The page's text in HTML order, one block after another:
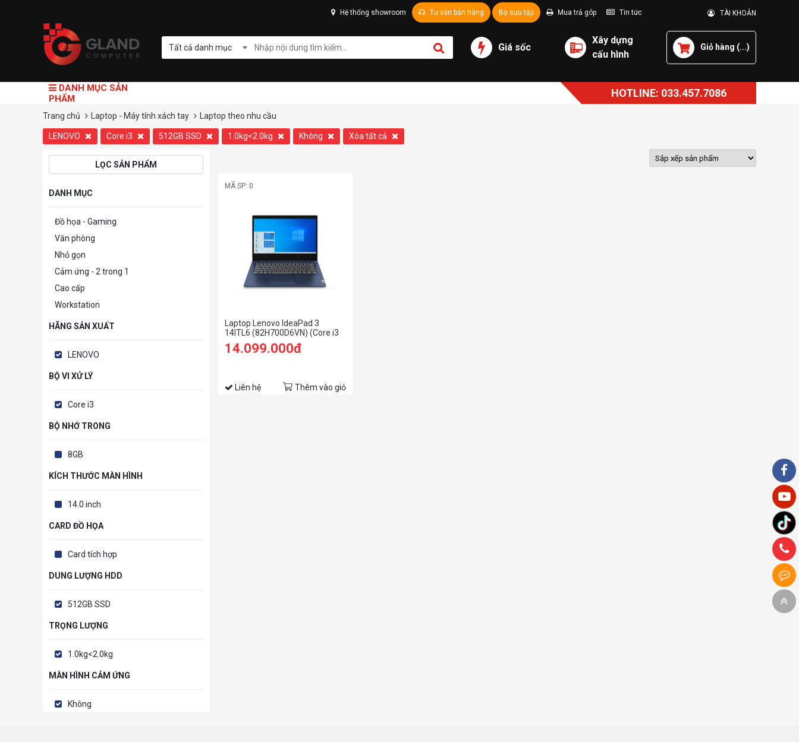
Hệ thống showroom Tư vấn bán hàng Bộ sưu tập Mua trả góp Tin tức TÀI KHOẢN
Tất cả danh mục Giá sốc
Xây dựng
cấu hình
Giỏ hàng (...)
DANH MỤC SẢN
PHẨM
HOTLINE: 033.457.7086
Trang chủ Laptop - Máy tính xách tay Laptop theo nhu cầu
LENOVO Core i3 512GB SSD 1.0kg<2.0kg Không Xóa tất cả
LỌC SẢN PHẨM
DANH MỤC
Đồ họa - Gaming
Văn phòng
Nhỏ gọn
Cảm ứng - 2 trong 1
Cao cấp
Workstation
HÃNG SẢN XUẤT
LENOVO
BỘ VI XỬ LÝ
Core i3
BỘ NHỚ TRONG
8GB
KÍCH THƯỚC MÀN HÌNH
14.0 inch
CARD ĐỒ HỌA
Card tích hợp
DUNG LƯỢNG HDD
512GB SSD
TRỌNG LƯỢNG
1.0kg<2.0kg
MÀN HÌNH CẢM ỨNG
Không
MÃ SP: 0
Laptop Lenovo IdeaPad 3
14ITL6 (82H700D6VN) (Core i3
1115G4/8GB RAM/512GB
SSD/14 FHD/Win10/Xanh)
14.099.000đ
Liên hệ Thêm vào giỏ